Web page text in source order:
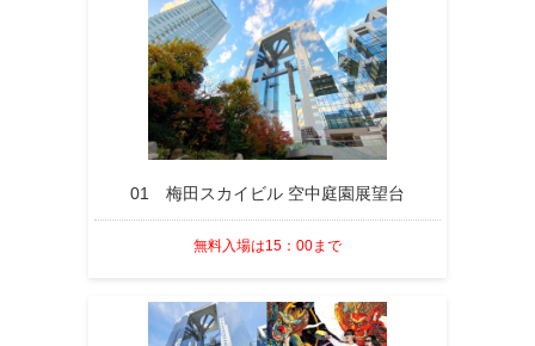
01 梅田スカイビル 空中庭園展望台
無料入場は15：00まで